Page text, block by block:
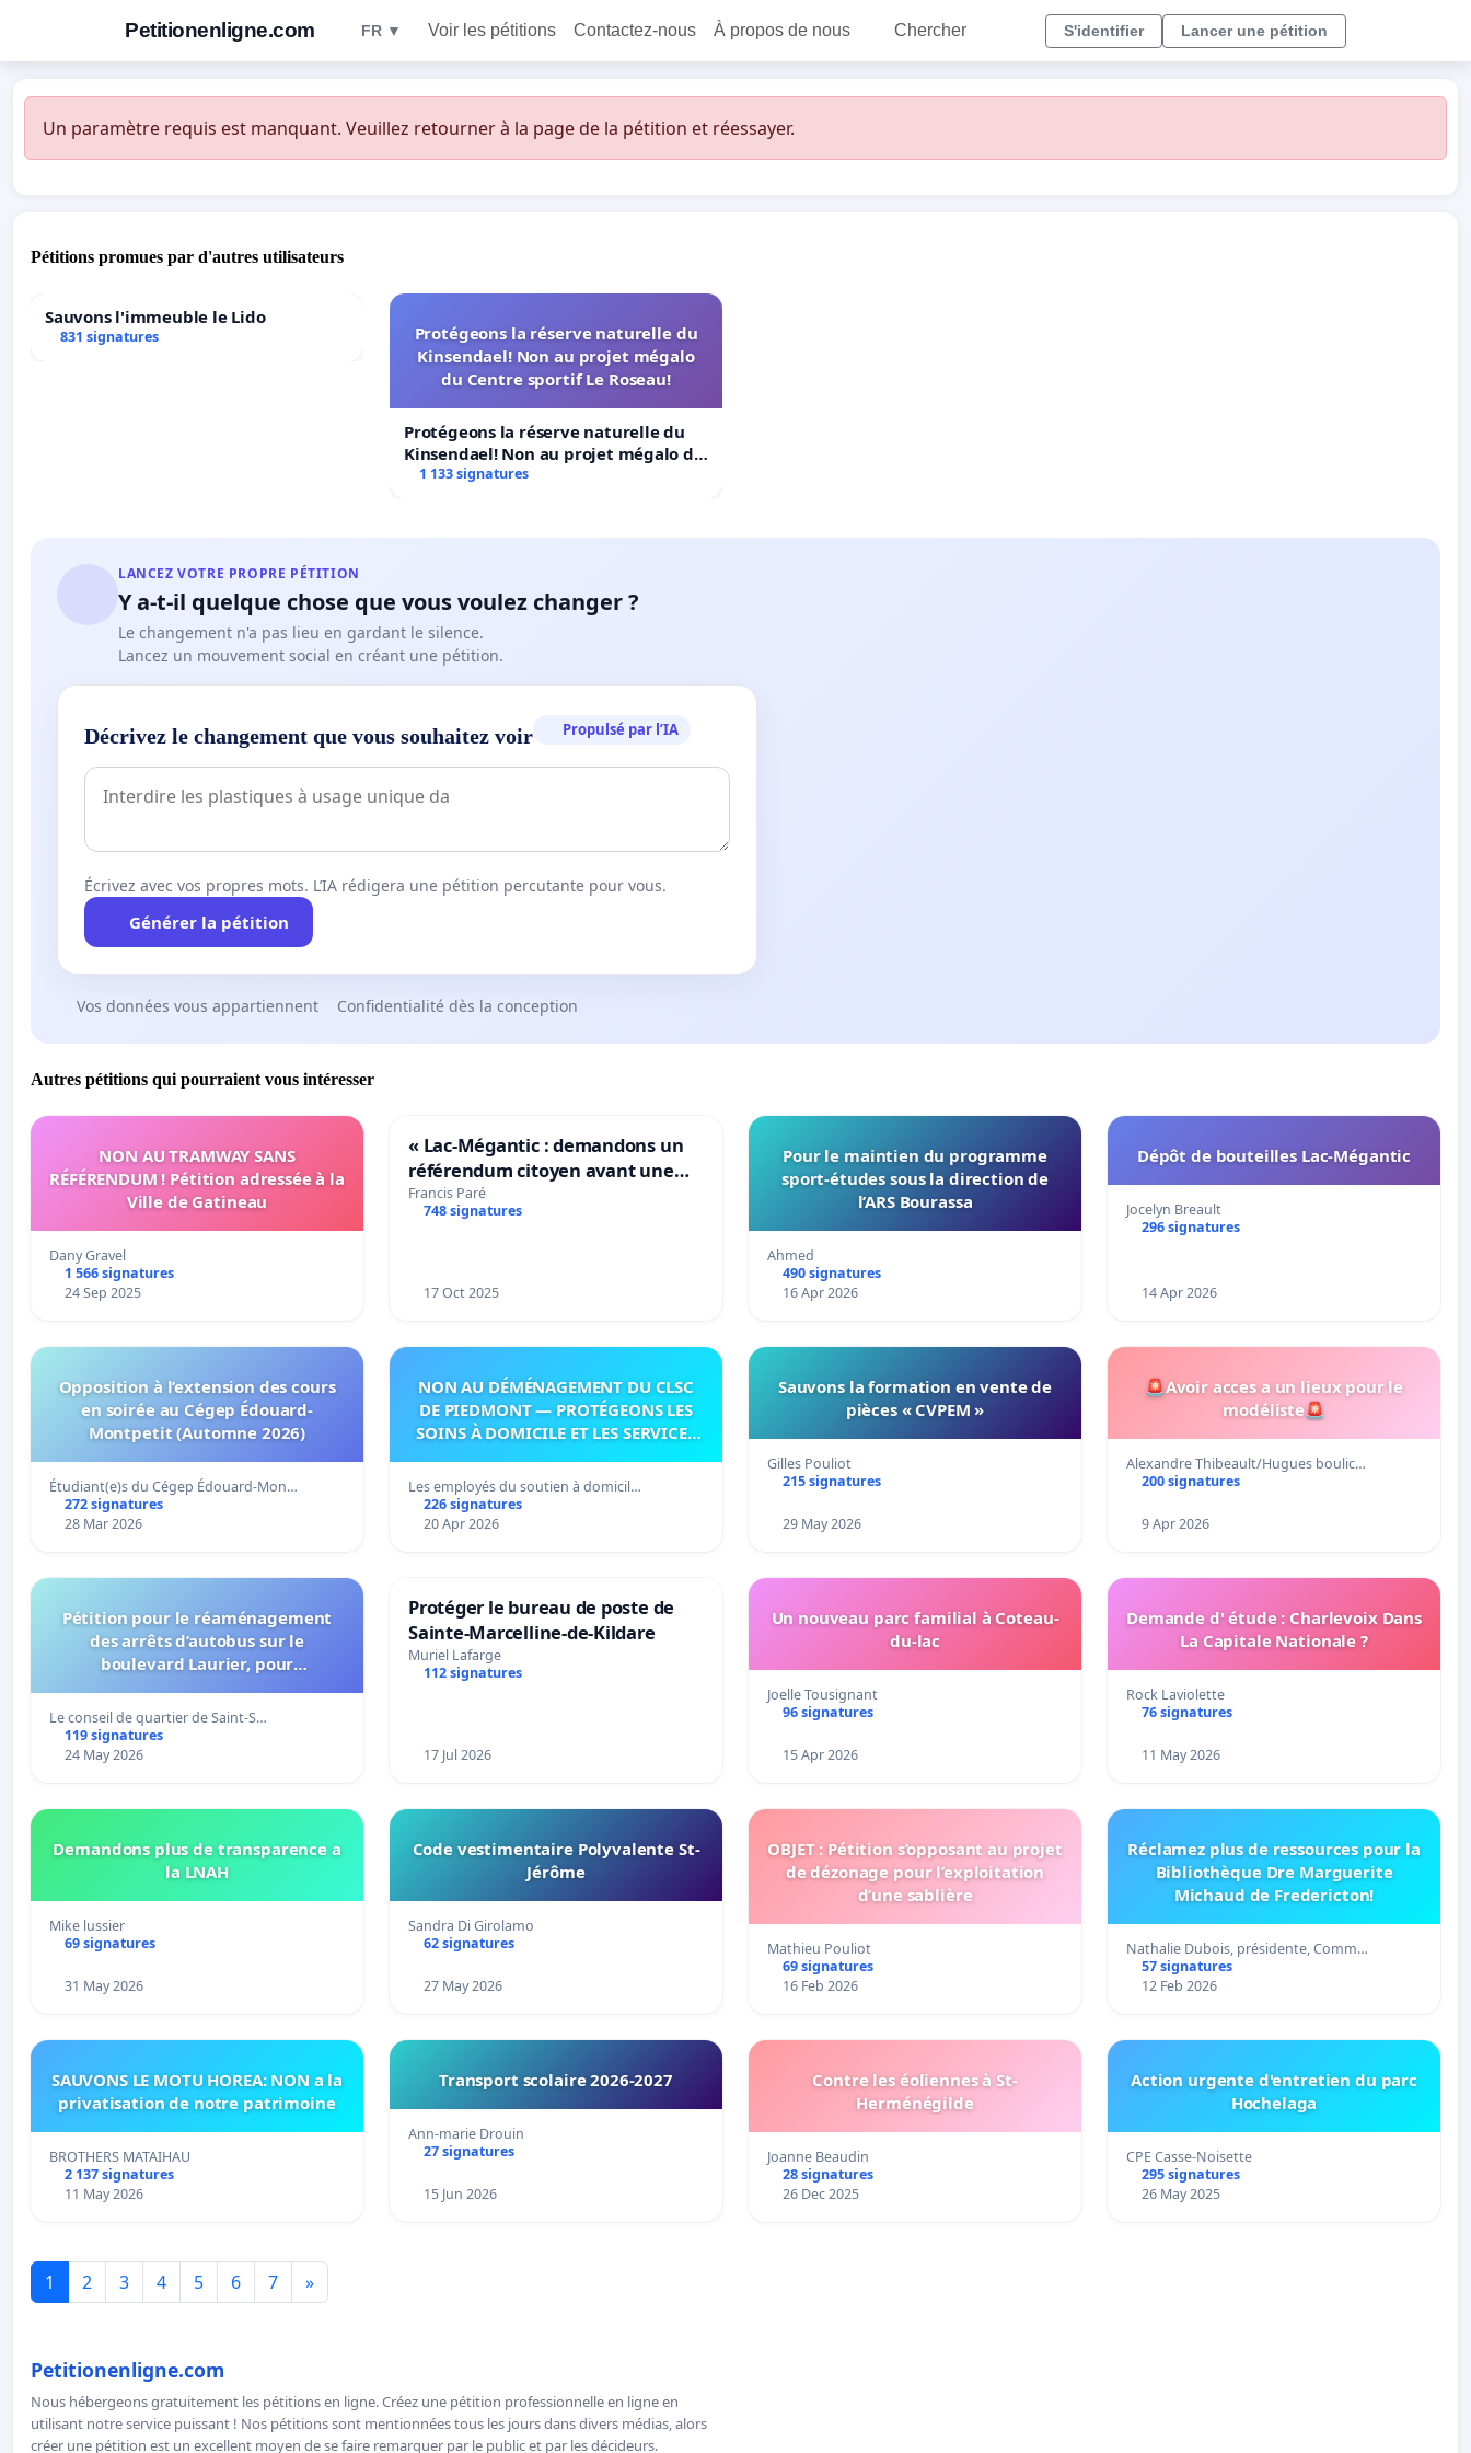
Petitionenligne.com FR ▼ Voir les pétitions Contactez-nous À propos de nous Chercher S'identifier Lancer une pétition
Un paramètre requis est manquant. Veuillez retourner à la page de la pétition et réessayer.
Pétitions promues par d'autres utilisateurs
Sauvons l'immeuble le Lido
831 signatures
Protégeons la réserve naturelle du
Kinsendael! Non au projet mégalo
du Centre sportif Le Roseau!
Protégeons la réserve naturelle du
Kinsendael! Non au projet mégalo du
Centre sportif Le Roseau!
1 133 signatures
LANCEZ VOTRE PROPRE PÉTITION
Y a-t-il quelque chose que vous voulez changer ?
Le changement n'a pas lieu en gardant le silence.
Lancez un mouvement social en créant une pétition.
Décrivez le changement que vous souhaitez voir Propulsé par l’IA
Écrivez avec vos propres mots. L’IA rédigera une pétition percutante pour vous.
Générer la pétition
Vos données vous appartiennent Confidentialité dès la conception
Autres pétitions qui pourraient vous intéresser
NON AU TRAMWAY SANS
RÉFÉRENDUM ! Pétition adressée à la
Ville de Gatineau
Dany Gravel
1 566 signatures
24 Sep 2025
« Lac-Mégantic : demandons un
référendum citoyen avant une
transformation irréversible de
notre territoire »
Francis Paré
748 signatures
17 Oct 2025
Pour le maintien du programme
sport-études sous la direction de
l’ARS Bourassa
Ahmed
490 signatures
16 Apr 2026
Dépôt de bouteilles Lac-Mégantic
Jocelyn Breault
296 signatures
14 Apr 2026
Opposition à l’extension des cours
en soirée au Cégep Édouard-
Montpetit (Automne 2026)
Étudiant(e)s du Cégep Édouard-Mon…
272 signatures
28 Mar 2026
NON AU DÉMÉNAGEMENT DU CLSC
DE PIEDMONT — PROTÉGEONS LES
SOINS À DOMICILE ET LES SERVICES
Les employés du soutien à domicil…
226 signatures
20 Apr 2026
Sauvons la formation en vente de
pièces « CVPEM »
Gilles Pouliot
215 signatures
29 May 2026
🚨Avoir acces a un lieux pour le
modéliste🚨
Alexandre Thibeault/Hugues boulic…
200 signatures
9 Apr 2026
Pétition pour le réaménagement
des arrêts d’autobus sur le
boulevard Laurier, pour
connexion 805-802 à établir
Le conseil de quartier de Saint-S…
119 signatures
24 May 2026
Protéger le bureau de poste de
Sainte-Marcelline-de-Kildare
Muriel Lafarge
112 signatures
17 Jul 2026
Un nouveau parc familial à Coteau-
du-lac
Joelle Tousignant
96 signatures
15 Apr 2026
Demande d' étude : Charlevoix Dans
La Capitale Nationale ?
Rock Laviolette
76 signatures
11 May 2026
Demandons plus de transparence a
la LNAH
Mike lussier
69 signatures
31 May 2026
Code vestimentaire Polyvalente St-
Jérôme
Sandra Di Girolamo
62 signatures
27 May 2026
OBJET : Pétition s’opposant au projet
de dézonage pour l’exploitation
d’une sablière
Mathieu Pouliot
69 signatures
16 Feb 2026
Réclamez plus de ressources pour la
Bibliothèque Dre Marguerite
Michaud de Fredericton!
Nathalie Dubois, présidente, Comm…
57 signatures
12 Feb 2026
SAUVONS LE MOTU HOREA: NON a la
privatisation de notre patrimoine
BROTHERS MATAIHAU
2 137 signatures
11 May 2026
Transport scolaire 2026-2027
Ann-marie Drouin
27 signatures
15 Jun 2026
Contre les éoliennes à St-
Herménégilde
Joanne Beaudin
28 signatures
26 Dec 2025
Action urgente d'entretien du parc
Hochelaga
CPE Casse-Noisette
295 signatures
26 May 2025
1 2 3 4 5 6 7 »
Petitionenligne.com
Nous hébergeons gratuitement les pétitions en ligne. Créez une pétition professionnelle en ligne en
utilisant notre service puissant ! Nos pétitions sont mentionnées tous les jours dans divers médias, alors
créer une pétition est un excellent moyen de se faire remarquer par le public et par les décideurs.